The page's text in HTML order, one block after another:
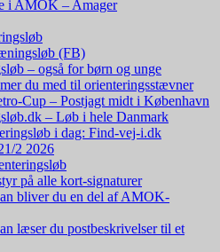
AMOK – Amager
(FB)
– også for børn og unge
du med til orienteringsstævner
– Postjagt midt i København
– Løb i hele Danmark
i dag: Find-vej-i.dk
2 2026
på alle kort-signaturer
bliver du en del af AMOK-
du postbeskrivelser til et